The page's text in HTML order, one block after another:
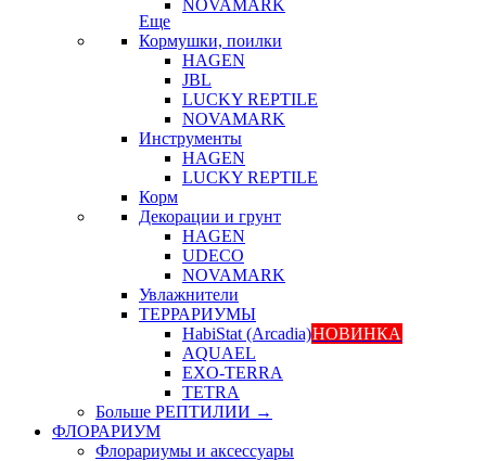
NOVAMARK
Еще
Кормушки, поилки
HAGEN
JBL
LUCKY REPTILE
NOVAMARK
Инструменты
HAGEN
LUCKY REPTILE
Корм
Декорации и грунт
HAGEN
UDECO
NOVAMARK
Увлажнители
ТЕРРАРИУМЫ
HabiStat (Arcadia)НОВИНКА
AQUAEL
EXO-TERRA
TETRA
Больше РЕПТИЛИИ →
ФЛОРАРИУМ
Флорариумы и аксессуары